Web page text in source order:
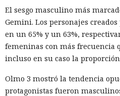
El sesgo masculino más
Gemini. Los personajes
en un 65% y un 63%,
femeninas con más frecuencia
incluso en su caso la
Olmo 3 mostró la tendencia
protagonistas fueron